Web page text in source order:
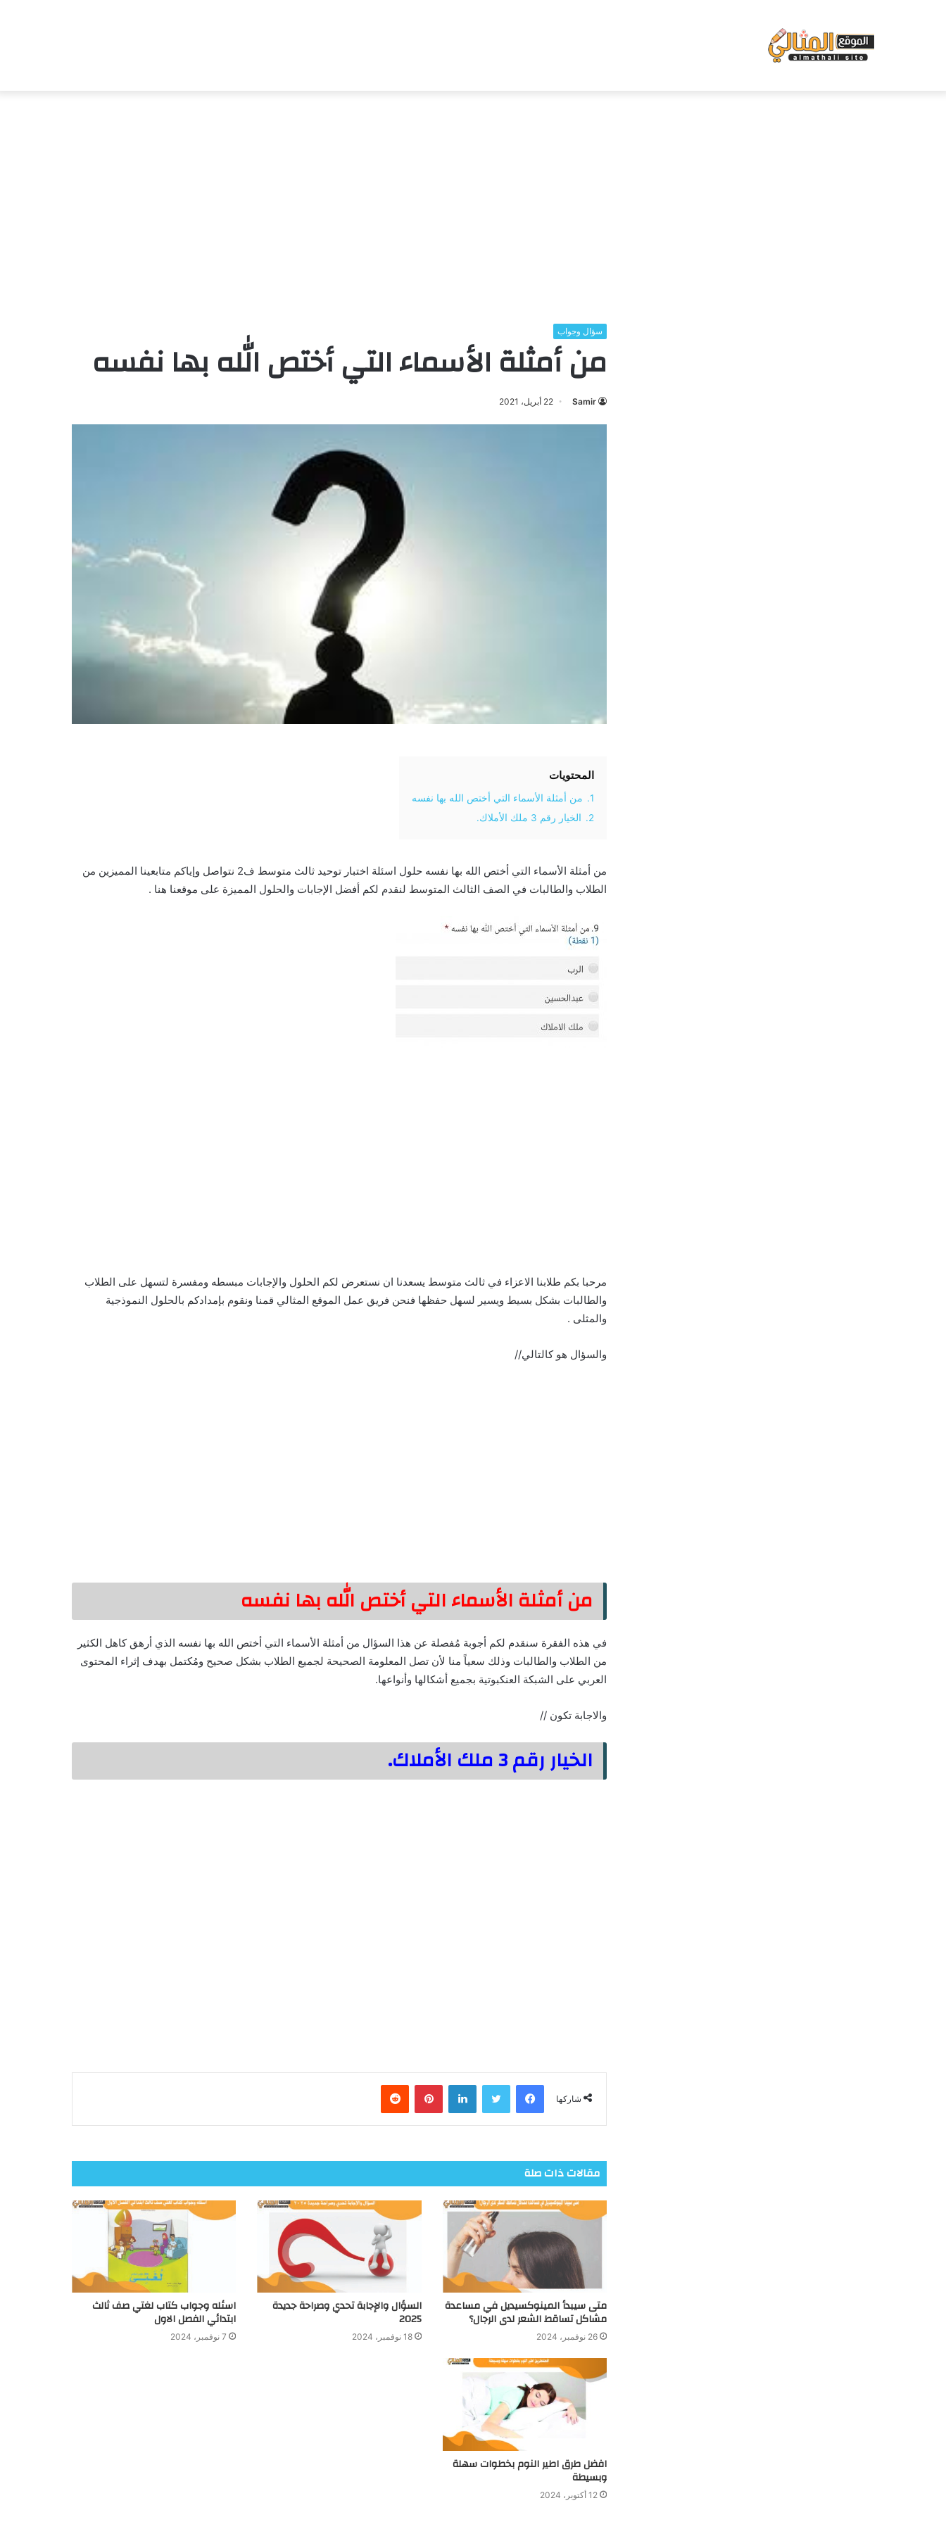
سؤال وجواب
من أمثلة الأسماء التي أختص الله بها نفسه
Samir 22 أبريل، 2021
المحتويات
1.
من أمثلة الأسماء التي أختص الله بها نفسه
2.
الخيار رقم 3 ملك الأملاك.
من أمثلة الأسماء التي أختص الله بها نفسه حلول اسئلة اختبار توحيد ثالث متوسط ف2 نتواصل وإياكم متابعينا المميزين من
الطلاب والطالبات في الصف الثالث المتوسط لنقدم لكم أفضل الإجابات والحلول المميزة على موقعنا هنا .
مرحبا بكم طلابنا الاعزاء في ثالث متوسط يسعدنا ان نستعرض لكم الحلول والإجابات مبسطه ومفسرة لتسهل على الطلاب
والطالبات بشكل بسيط ويسير لسهل حفظها فنحن فريق عمل الموقع المثالي قمنا ونقوم بإمدادكم بالحلول النموذجية
والمثلى .
والسؤال هو كالتالي//
من أمثلة الأسماء التي أختص الله بها نفسه
في هذه الفقرة سنقدم لكم أجوبة مُفصلة عن هذا السؤال من أمثلة الأسماء التي أختص الله بها نفسه الذي أرهق كاهل الكثير
من الطلاب والطالبات وذلك سعياً منا لأن تصل المعلومة الصحيحة لجميع الطلاب بشكل صحيح ومُكتمل بهدف إثراء المحتوى
العربي على الشبكة العنكبوتية بجميع أشكالها وأنواعها.
والاجابة تكون //
الخيار رقم 3 ملك الأملاك.
شاركها
فيسبوك تويتر لينكدإن بينتيريست
مقالات ذات صلة
متى سيبدأ المينوكسيديل في مساعدة
مشاكل تساقط الشعر لدى الرجال؟
26 نوفمبر، 2024
السؤال والإجابة تحدي وصراحة جديدة
2025
18 نوفمبر، 2024
اسئله وجواب كتاب لغتي صف ثالث
ابتدائي الفصل الاول
7 نوفمبر، 2024
افضل طرق اطير النوم بخطوات سهلة
وبسيطة
12 أكتوبر، 2024